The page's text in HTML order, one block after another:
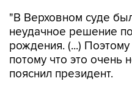
"В Верховном суде
неудачное решение
рождения. (...)
потому что это очень
пояснил президент.